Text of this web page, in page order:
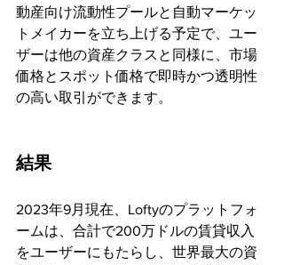
動産向け流動性プールと自動マーケッ
トメイカーを立ち上げる予定で、ユー
ザーは他の資産クラスと同様に、市場
価格とスポット価格で即時かつ透明性
の高い取引ができます。
結果
2023年9月現在、Loftyのプラットフォ
ームは、合計で200万ドルの賃貸収入
をユーザーにもたらし、世界最大の資